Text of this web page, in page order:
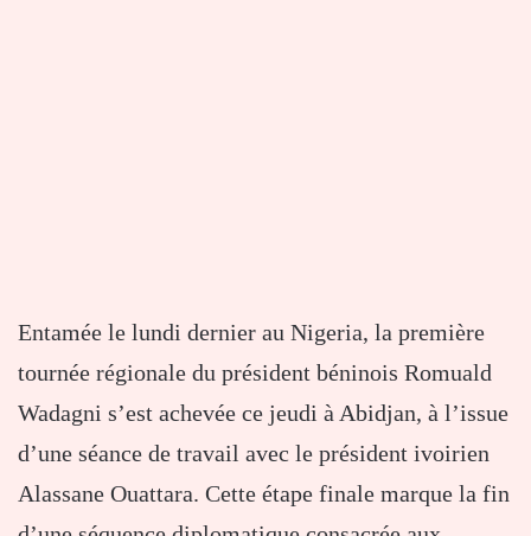
Entamée le lundi dernier au Nigeria, la première
tournée régionale du président béninois Romuald
Wadagni s’est achevée ce jeudi à Abidjan, à l’issue
d’une séance de travail avec le président ivoirien
Alassane Ouattara. Cette étape finale marque la fin